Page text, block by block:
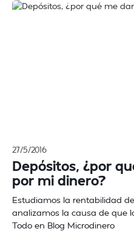
27/5/2016
Depósitos, ¿por
por mi dinero?
Estudiamos la rentabilidad
analizamos la causa de que
Todo en Blog Microdinero